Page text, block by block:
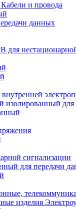
Кабели и провода
данных
для
изолированный
сигнализации
для передачи